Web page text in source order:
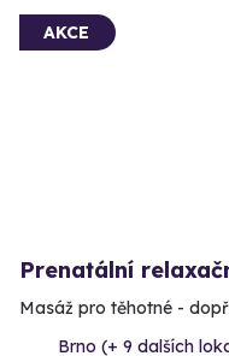
AKCE
Prenatální
Masáž pro těhotné -
Brno (+ 9 dalších